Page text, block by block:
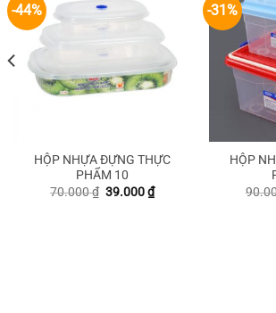
-44%
HỘP NHỰA ĐỰNG THỰC
PHẨM 10
70.000₫ Giá
39.000₫Giá
hiện
-31%
HỘP